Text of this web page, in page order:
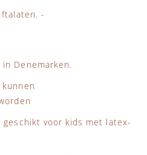
ftalaten. -
Denemarken.
voor kids met latex-